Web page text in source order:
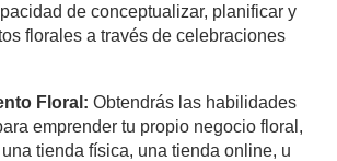
de conceptualizar, planificar y
florales a través de celebraciones
Floral: Obtendrás las habilidades
emprender tu propio negocio floral,
tienda física, una tienda online, u